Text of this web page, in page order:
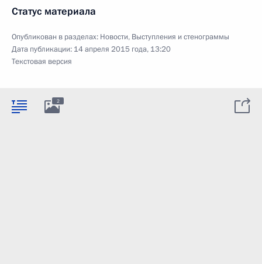
Статус материала
Опубликован в разделах: Новости, Выступления и стенограммы
Дата публикации: 14 апреля 2015 года, 13:20
Текстовая версия
2